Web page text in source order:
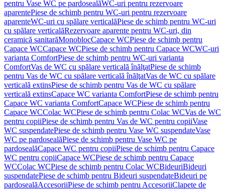
pentru Vase WC pe pardosealăWC-uri pentru rezervoare
aparentePiese de schimb pentru WC-uri pentru rezervoare
aparenteWC-uri cu spălare verticalăPiese de schimb pentru WC-uri
cu spălare verticalăRezervoare aparente pentru WC-uri, din
ceramică sanitarăMonoblocCapace WCPiese de schimb pentru
Capace WCCapace WCPiese de schimb pentru Capace WCWC-uri
varianta ComfortPiese de schimb pentru WC-uri varianta
ComfortVas de WC cu spălare verticală înălţatPiese de schimb
pentru Vas de WC cu spălare verticală înălţatVas de WC cu spălare
verticală extinsPiese de schimb pentru Vas de WC cu spălare
verticală extinsCapace WC varianta ComfortPiese de schimb pentru
Capace WC varianta ComfortCapace WCPiese de schimb pentru
Capace WCColac WCPiese de schimb pentru Colac WCVas de WC
pentru copiiPiese de schimb pentru Vas de WC pentru copiiVase
WC suspendatePiese de schimb pentru Vase WC suspendateVase
WC pe pardosealăPiese de schimb pentru Vase WC pe
pardosealăCapace WC pentru copiiPiese de schimb pentru Capace
WC pentru copiiCapace WCPiese de schimb pentru Capace
WCColac WCPiese de schimb pentru Colac WCBideuriBideuri
suspendatePiese de schimb pentru Bideuri suspendateBideuri pe
pardosealăAccesoriiPiese de schimb pentru AccesoriiClapete de